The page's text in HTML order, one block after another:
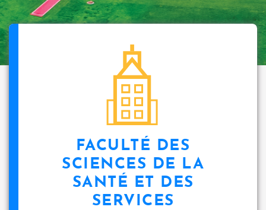
FACULTÉ DES
SCIENCES DE LA
SANTÉ ET DES
SERVICES